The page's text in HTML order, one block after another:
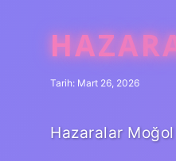
Tarih: Mart 26, 2026
Hazaralar